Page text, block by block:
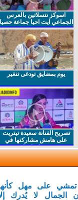
اسوكز نتسلاتين بالعرس
الجماعي ايت احيا جماعة حصيا
يوم بمضايق تودغى تنغير
تصريح الفنانة سعيدة تيتريت
على هامش مشاركتها في
مهرجان افران
تمشي على مهل كأنها
الجمال لا يُدرك إلا